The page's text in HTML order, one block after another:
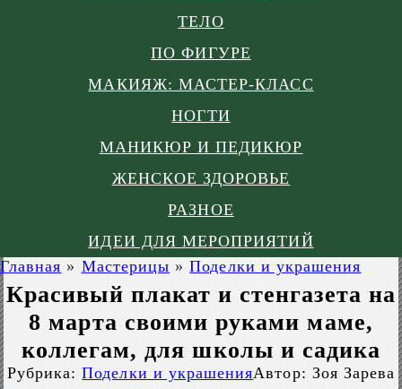
ТЕЛО
ПО ФИГУРЕ
МАКИЯЖ: МАСТЕР-КЛАСС
НОГТИ
МАНИКЮР И ПЕДИКЮР
ЖЕНСКОЕ ЗДОРОВЬЕ
РАЗНОЕ
ИДЕИ ДЛЯ МЕРОПРИЯТИЙ
Главная » Мастерицы » Поделки и украшения
Красивый плакат и стенгазета на
8 марта своими руками маме,
коллегам, для школы и садика
Рубрика: Поделки и украшенияАвтор: Зоя Зарева